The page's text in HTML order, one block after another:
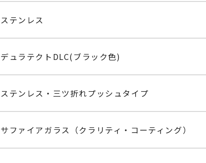
ステンレス
デュラテクトDLC(ブラック色)
ステンレス・三ツ折れプッシュタイプ
サファイアガラス（クラリティ・コーティング）